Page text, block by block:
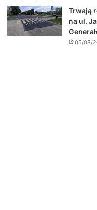
Trwają
na ul.
05/08/